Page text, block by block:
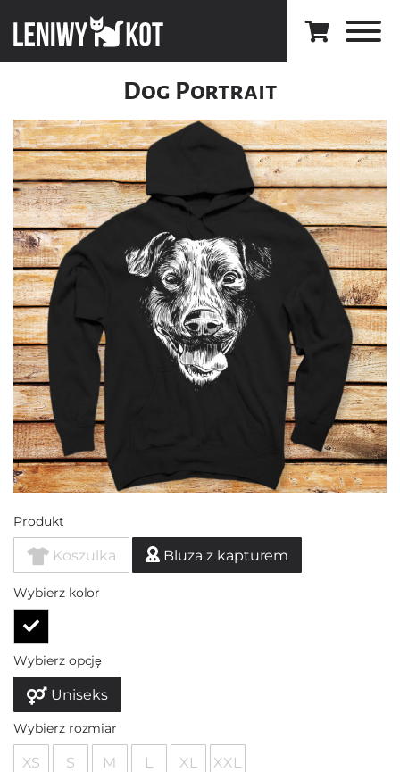
Dog Portrait
Produkt
Koszulka Bluza z kapturem
Wybierz kolor
Wybierz opcję
Uniseks
Wybierz rozmiar
XS S M L XL XXL